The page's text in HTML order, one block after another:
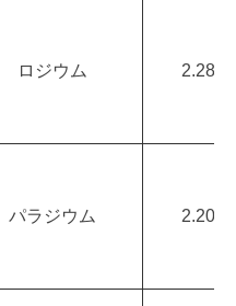
ロジウム 2.28
パラジウム 2.20